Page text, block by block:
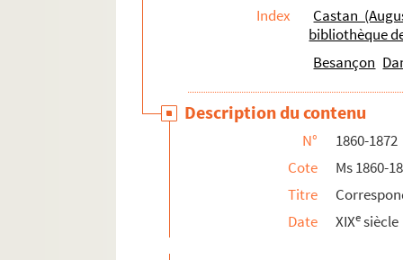
132v. 132 v°
Index
Castan
bibliothèque
Besançon
Description du contenu
N°
1860-1872
Cote
Ms 1860-
Titre
Date
XIXesiècle